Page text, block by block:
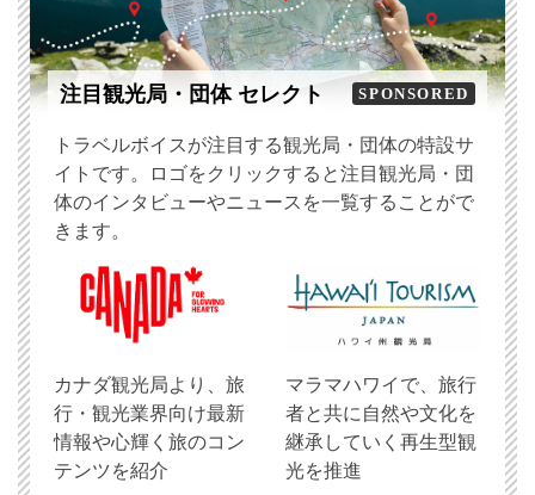
注目観光局・団体 セレクト SPONSORED
トラベルボイスが注目する観光局・団体の特設サ
イトです。ロゴをクリックすると注目観光局・団
体のインタビューやニュースを一覧することがで
きます。
​カナダ観光局より、旅
行・観光業界向け最新
情報や心輝く旅のコン
テンツを紹介
マラマハワイで、旅行
者と共に自然や文化を
継承していく再生型観
光を推進